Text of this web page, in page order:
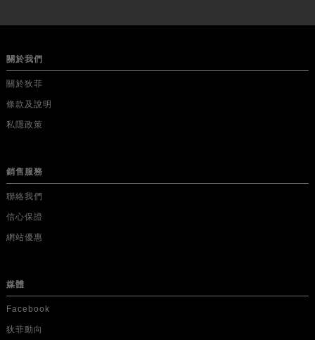
關於我們
關於狄菲
條款及說明
私隱政策
銷售服務
聯絡我們
信心保證
網站優惠
媒體
Facebook
狄菲動向